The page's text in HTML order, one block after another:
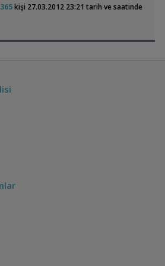
Akvaryumum
Sistem Akvaryumapistoman 18:59
16:17
kişi 27.03.2012 23:21 tarih ve saatinde